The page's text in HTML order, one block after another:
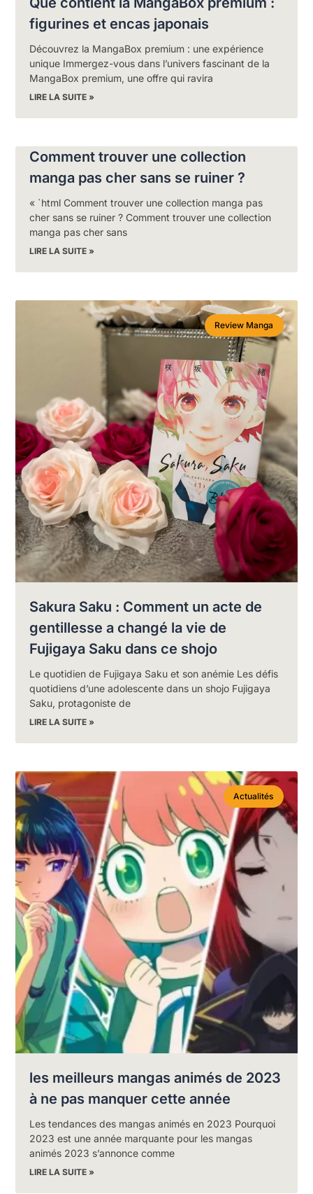
figurines et encas japonais
Découvrez la MangaBox premium : une expérience
unique Immergez-vous dans l’univers fascinant de la
MangaBox premium, une offre qui ravira
LIRE LA SUITE »
Comment trouver une collection
manga pas cher sans se ruiner ?
« `html Comment trouver une collection manga pas
cher sans se ruiner ? Comment trouver une collection
manga pas cher sans
LIRE LA SUITE »
Review Manga
Sakura Saku : Comment un acte de
gentillesse a changé la vie de
Fujigaya Saku dans ce shojo
Le quotidien de Fujigaya Saku et son anémie Les défis
quotidiens d’une adolescente dans un shojo Fujigaya
Saku, protagoniste de
LIRE LA SUITE »
Actualités
les meilleurs mangas animés de 2023
à ne pas manquer cette année
Les tendances des mangas animés en 2023 Pourquoi
2023 est une année marquante pour les mangas
animés 2023 s’annonce comme
LIRE LA SUITE »